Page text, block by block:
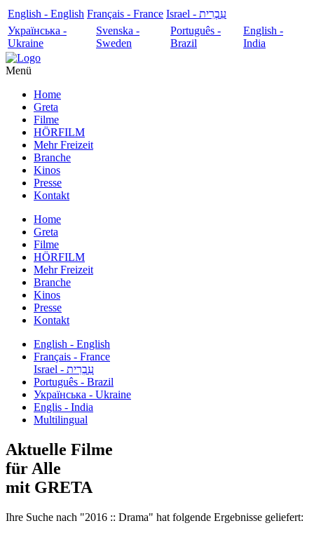
English - English Français - France
עִבְרִית - Israel
Українська -
Ukraine
Svenska -
Sweden
Português -
Brazil
English -
India
Menü
Home
Greta
Filme
HÖRFILM
Mehr Freizeit
Branche
Kinos
Presse
Kontakt
Home
Greta
Filme
HÖRFILM
Mehr Freizeit
Branche
Kinos
Presse
Kontakt
English - English
Français - France
עִבְרִית - Israel
Português - Brazil
Українська - Ukraine
Englis - India
Multilingual
Aktuelle Filme
für Alle
mit GRETA
Ihre Suche nach "2016 :: Drama" hat folgende Ergebnisse geliefert: